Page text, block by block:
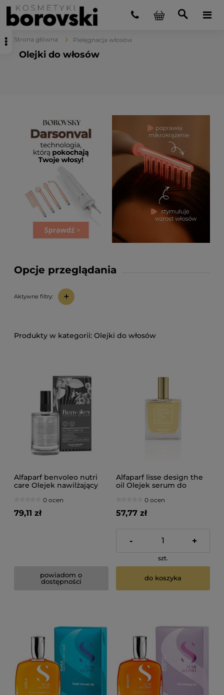
Strona główna Pielęgnacja włosów
Olejki do włosów
Opcje przeglądania
Aktywne filtry: +
Olejki do włosów
Alfaparf benvoleo nutri
care Olejek nawilżający
0 ocen
79,11 zł
powiadom o
dostępności
Alfaparf lisse design the
oil Olejek serum do
0 ocen
57,77 zł
- +
szt.
do koszyka